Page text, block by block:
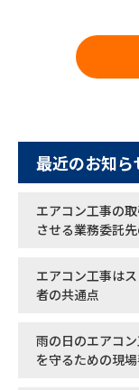
最近のお知ら
エアコン工事の
させる業務委託
エアコン工事は
者の共通点
雨の日のエアコ
を守るための現